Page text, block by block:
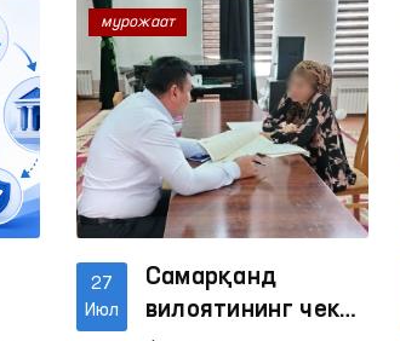
27
Июл
Самарқанд
вилоятининг чекка
мурожаат